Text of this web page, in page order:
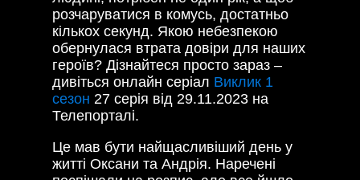
розчаруватися в комусь, достатньо
кількох секунд. Якою небезпекою
обернулася втрата довіри для наших
героїв? Дізнайтеся просто зараз –
дивіться онлайн серіал Виклик 1
сезон 27 серія від 29.11.2023 на
Телепорталі.
Це мав бути найщасливіший день у
житті Оксани та Андрія. Наречені